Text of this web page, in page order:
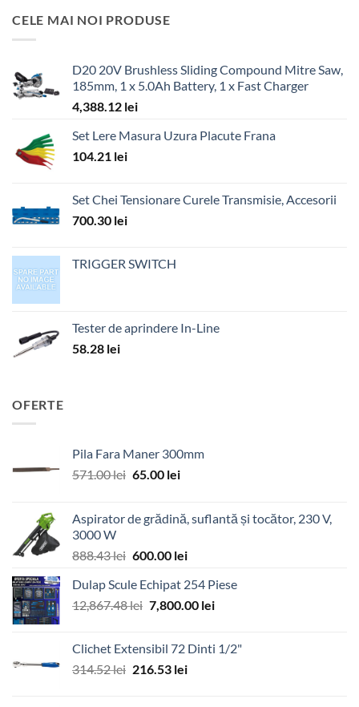
CELE MAI NOI PRODUSE
D20 20V Brushless Sliding Compound Mitre Saw,
185mm, 1 x 5.0Ah Battery, 1 x Fast Charger
4,388.12 lei
Set Lere Masura Uzura Placute Frana
104.21 lei
Set Chei Tensionare Curele Transmisie, Accesorii
700.30 lei
TRIGGER SWITCH
Tester de aprindere In-Line
58.28 lei
OFERTE
Pila Fara Maner 300mm
571.00lei Prețul
fost:
65.00 leiPrețul
65.00 lei.
Aspirator de grădină, suflantă și tocător, 230 V,
3000 W
888.43lei Prețul
a
fost:
600.00 leiPrețul
este:
600.00 lei.
Dulap Scule Echipat 254 Piese
12,867.48lei Prețul
fost:
12,867.48 lei.
7,800.00 leiPrețul
7,800.00 lei.
Clichet Extensibil 72 Dinti 1/2"
314.52lei Prețul
216.53 leiPrețul